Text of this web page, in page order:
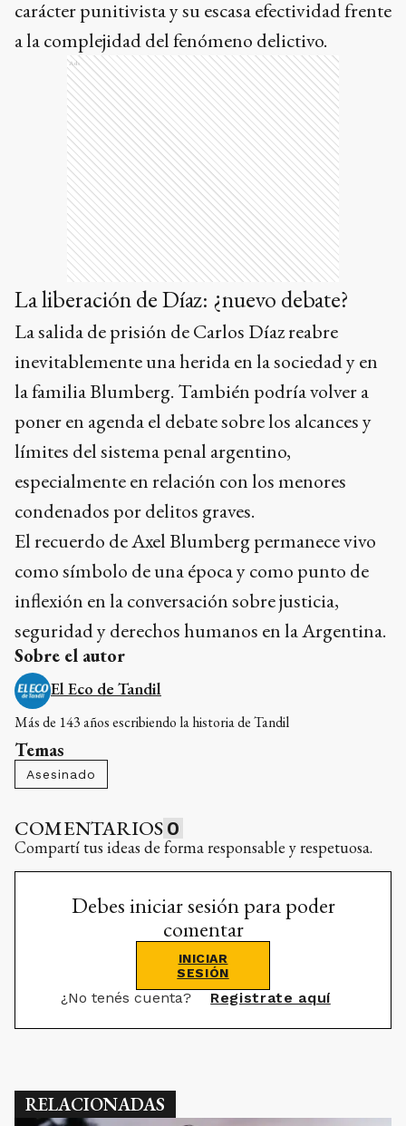
carácter punitivista y su escasa efectividad frente
a la complejidad del fenómeno delictivo.
Ads
La liberación de Díaz: ¿nuevo debate?
La salida de prisión de Carlos Díaz reabre
inevitablemente una herida en la sociedad y en
la familia Blumberg. También podría volver a
poner en agenda el debate sobre los alcances y
límites del sistema penal argentino,
especialmente en relación con los menores
condenados por delitos graves.
El recuerdo de Axel Blumberg permanece vivo
como símbolo de una época y como punto de
inflexión en la conversación sobre justicia,
seguridad y derechos humanos en la Argentina.
Sobre el autor
El Eco de Tandil
Más de 143 años escribiendo la historia de Tandil
Temas
Asesinado
COMENTARIOS 0
Compartí tus ideas de forma responsable y respetuosa.
Debes iniciar sesión para poder
comentar
INICIAR
SESIÓN
¿No tenés cuenta? Registrate aquí
RELACIONADAS